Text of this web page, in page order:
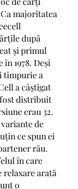
majoritatea
după
și primul
1978. Deși
timpurie a
a câștigat
distribuit
erau 32.
de
ce spun ei
rău.
în care
relaxare arată
o